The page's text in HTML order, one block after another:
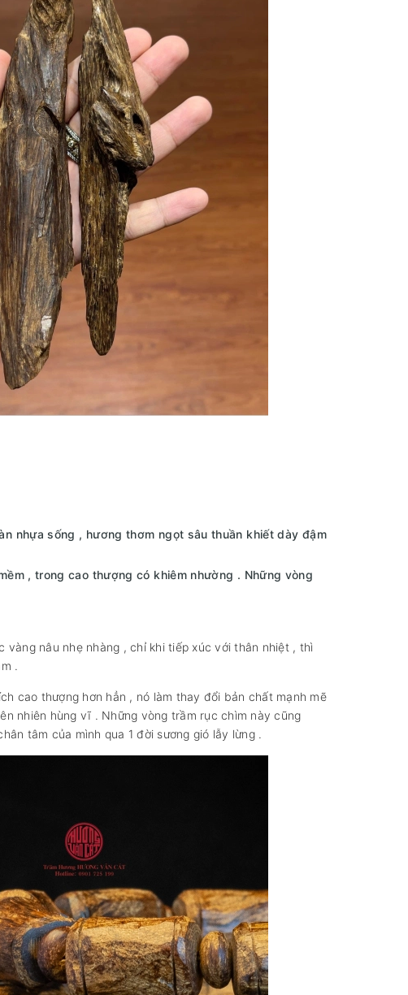
nhựa sống , hương thơm ngọt sâu thuần khiết dày đậm
, trong cao thượng có khiêm nhường . Những vòng
nâu nhẹ nhàng , chỉ khi tiếp xúc với thân nhiệt , thì
.
cao thượng hơn hẳn , nó làm thay đổi bản chất mạnh mẽ
nhiên hùng vĩ . Những vòng trầm rục chìm này cũng
tâm của mình qua 1 đời sương gió lẫy lừng .